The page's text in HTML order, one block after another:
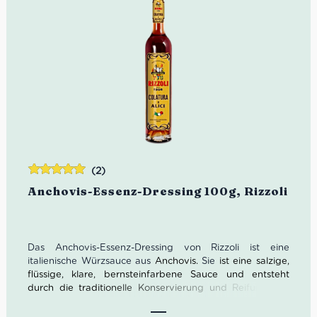
Anchovis-Essenz-Dressing 100g, Rizzoli
(2)
Das Anchovis-Essenz-Dressing von Rizzoli ist eine
italienische Würzsauce aus Anchovis. Sie ist eine salzige,
flüssige, klare, bernsteinfarbene Sauce und entsteht
durch die traditionelle Konservierung und Reifung des
Tomaten, Oliven, Kapern, Chili, Knoblauch, Oregano und
Bewertet
mit5.00von